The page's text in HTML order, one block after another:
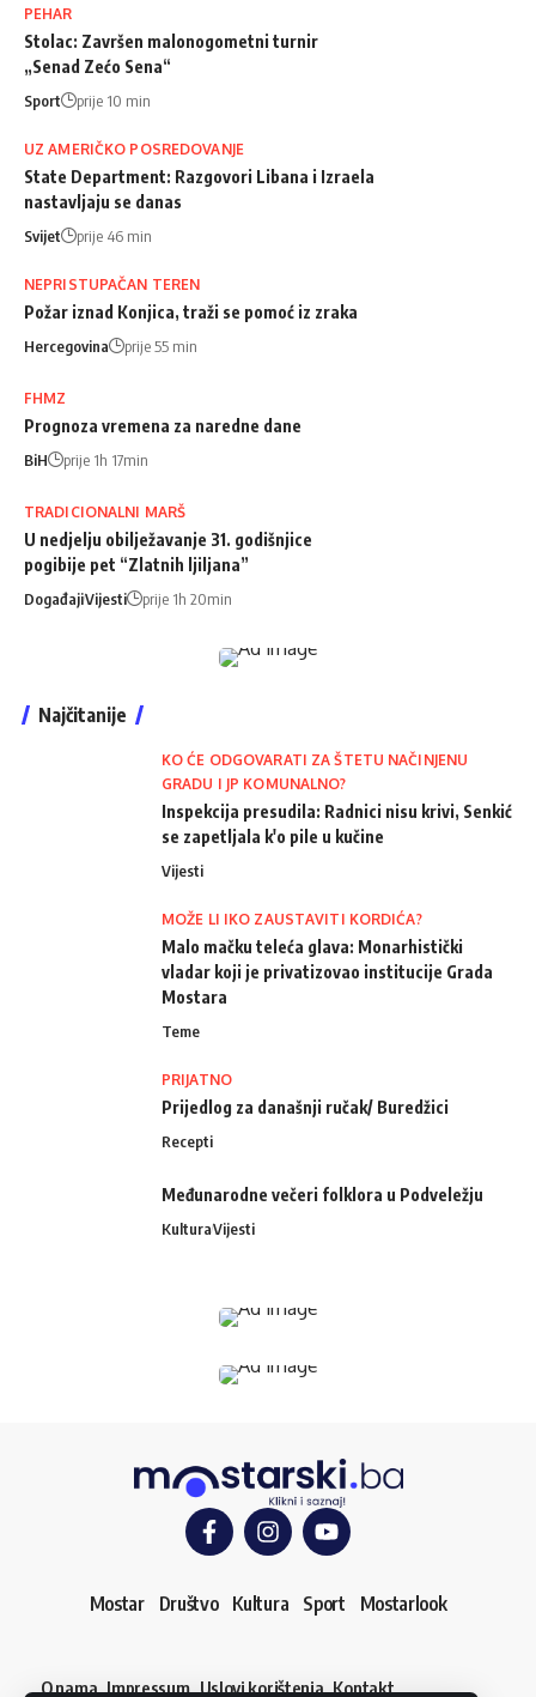
PEHAR
Stolac: Završen malonogometni turnir
„Senad Zećo Sena“
Sport prije 10 min
UZ AMERIČKO POSREDOVANJE
State Department: Razgovori Libana i Izraela
nastavljaju se danas
Svijet prije 46 min
NEPRISTUPAČAN TEREN
Požar iznad Konjica, traži se pomoć iz zraka
Hercegovina prije 55 min
FHMZ
Prognoza vremena za naredne dane
BiH prije 1h 17min
TRADICIONALNI MARŠ
U nedjelju obilježavanje 31. godišnjice
pogibije pet “Zlatnih ljiljana”
DogađajiVijesti prije 1h 20min
Najčitanije
KO ĆE ODGOVARATI ZA ŠTETU NAČINJENU
GRADU I JP KOMUNALNO?
Inspekcija presudila: Radnici nisu krivi, Senkić
se zapetljala k'o pile u kučine
Vijesti
MOŽE LI IKO ZAUSTAVITI KORDIĆA?
Malo mačku teleća glava: Monarhistički
vladar koji je privatizovao institucije Grada
Mostara
Teme
PRIJATNO
Prijedlog za današnji ručak/ Buredžici
Recepti
Međunarodne večeri folklora u Podveležju
KulturaVijesti
Mostar Društvo Kultura Sport Mostarlook
O nama Impressum Uslovi korištenja Kontakt